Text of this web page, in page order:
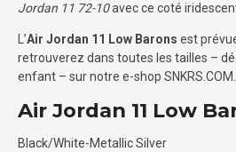
Jordan 11 72-10avec ce coté
L’Air Jordan 11 Low Barons est
retrouverez dans toutes les tailles –
enfant – sur notre e-shop SNKRS.COM.
Air Jordan 11 Low
Black/White-Metallic Silver